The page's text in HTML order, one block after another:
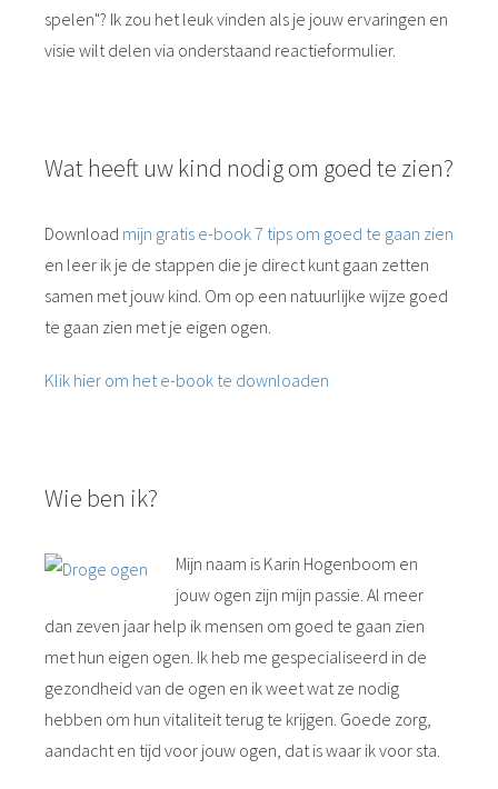
spelen"? Ik zou het leuk vinden als je jouw ervaringen en
visie wilt delen via onderstaand reactieformulier.
Wat heeft uw kind nodig om goed te zien?
Download mijn gratis e-book 7 tips om goed te gaan zien
en leer ik je de stappen die je direct kunt gaan zetten
samen met jouw kind. Om op een natuurlijke wijze goed
te gaan zien met je eigen ogen.
Klik hier om het e-book te downloaden
Wie ben ik?
Mijn naam is Karin Hogenboom en
jouw ogen zijn mijn passie. Al meer
dan zeven jaar help ik mensen om goed te gaan zien
met hun eigen ogen. Ik heb me gespecialiseerd in de
gezondheid van de ogen en ik weet wat ze nodig
hebben om hun vitaliteit terug te krijgen. Goede zorg,
aandacht en tijd voor jouw ogen, dat is waar ik voor sta.